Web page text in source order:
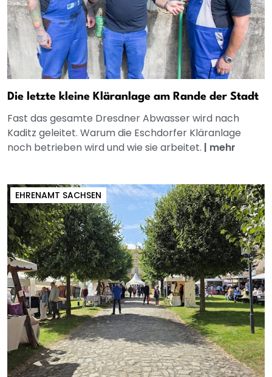
Die letzte kleine Kläranlage am Rande der Stadt
Fast das gesamte Dresdner Abwasser wird nach
Kaditz geleitet. Warum die Eschdorfer Kläranlage
noch betrieben wird und wie sie arbeitet. | mehr
EHRENAMT SACHSEN